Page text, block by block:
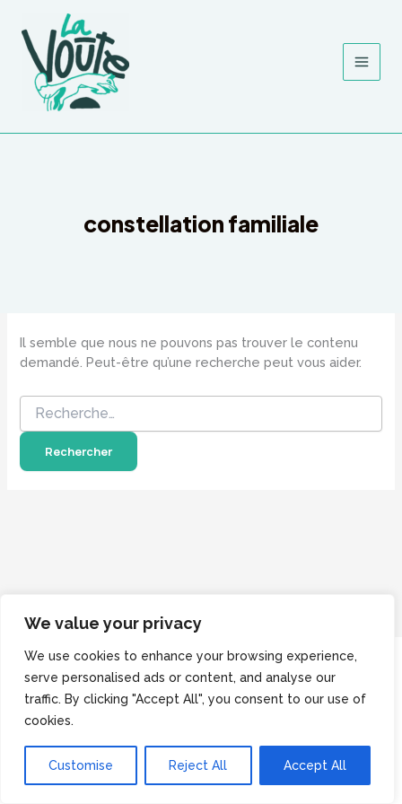
We value your privacy
We use cookies to enhance your browsing experience,
serve personalised ads or content, and analyse our
traffic. By clicking "Accept All", you consent to our use of
cookies.
Customise Reject All Accept All
contenu
constellation familiale
Il semble que nous ne pouvons pas trouver le contenu
demandé. Peut-être qu’une recherche peut vous aider.
Mentions légales
Facebook
Droit d'auteur © 2026 Lowers